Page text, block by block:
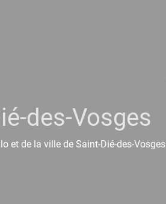
des-Vosges
et de la ville de Saint-Dié-des-Vosges